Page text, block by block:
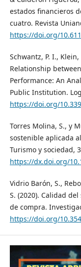
estados financieros
cuatro. Revista
https://doi.org/
Schwantz, P. I.,
Relationship
Performance: An
Public Institution.
https://doi.org/
Torres Molina, S., y
sostenible aplicada
Turismo y sociedad,
https://dx.doi.org/
Vidrio Barón, S.,
S. (2020). Calidad
de compra.
https://doi.org/